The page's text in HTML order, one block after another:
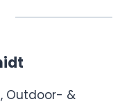
Outdoor- &